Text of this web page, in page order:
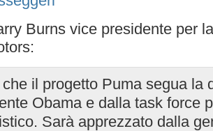
Burns vice presidente per
il progetto Puma segua la
Obama e dalla task force
Sarà apprezzato dalla